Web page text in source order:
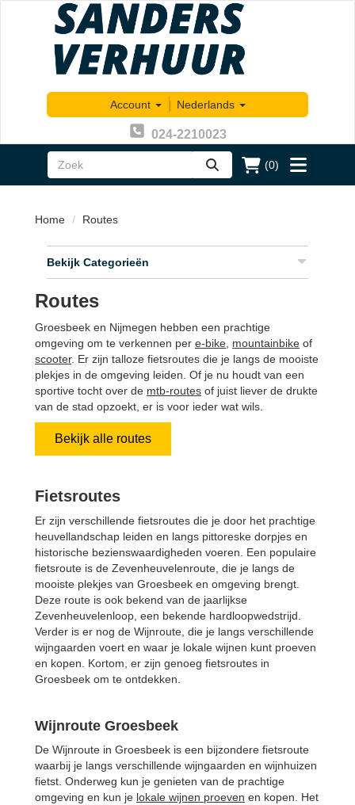
Account | Nederlands
024-2210023
zoeken
(0)
Toggle
menu
Home Routes
Bekijk Categorieën
Routes
Groesbeek en Nijmegen hebben een prachtige
omgeving om te verkennen per e-bike, mountainbike of
scooter. Er zijn talloze fietsroutes die je langs de mooiste
plekjes in de omgeving leiden. Of je nu houdt van een
sportive tocht over de mtb-routes of juist liever de drukte
van de stad opzoekt, er is voor ieder wat wils.
Bekijk alle routes
Fietsroutes
Er zijn verschillende fietsroutes die je door het prachtige
heuvellandschap leiden en langs pittoreske dorpjes en
historische bezienswaardigheden voeren. Een populaire
fietsroute is de Zevenheuvelenroute, die je langs de
mooiste plekjes van Groesbeek en omgeving brengt.
Deze route is ook bekend van de jaarlijkse
Zevenheuvelenloop, een bekende hardloopwedstrijd.
Verder is er nog de Wijnroute, die je langs verschillende
wijngaarden voert en waar je lokale wijnen kunt proeven
en kopen. Kortom, er zijn genoeg fietsroutes in
Groesbeek om te ontdekken.
Wijnroute Groesbeek
De Wijnroute in Groesbeek is een bijzondere fietsroute
waarbij je langs verschillende wijngaarden en wijnhuizen
fietst. Onderweg kun je genieten van de prachtige
omgeving en kun je lokale wijnen proeven en kopen. Het